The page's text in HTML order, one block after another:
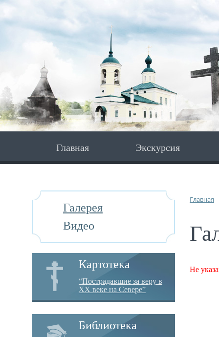
Главная Экскурсия
Галерея
Видео
Картотека
“Пострадавшие за веру в
XX веке на Севере”
Библиотека
Главная
Не